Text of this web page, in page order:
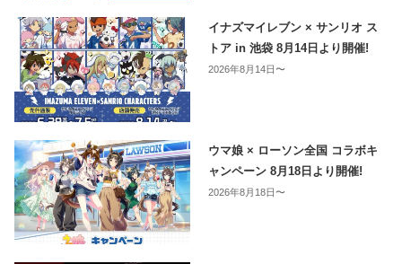
イナズマイレブン × サンリオ ス
トア in 池袋 8月14日より開催!
2026年8月14日〜
ウマ娘 × ローソン全国 コラボキ
ャンペーン 8月18日より開催!
2026年8月18日〜